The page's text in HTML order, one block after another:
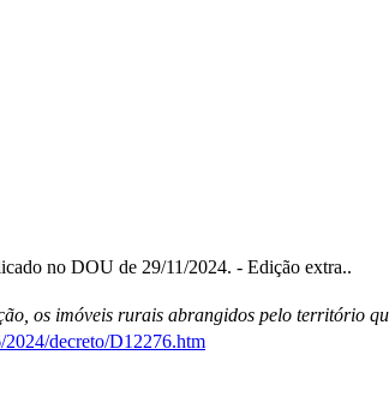
no DOU de 29/11/2024. - Edição extra..
os imóveis rurais abrangidos pelo território
decreto/D12276.htm